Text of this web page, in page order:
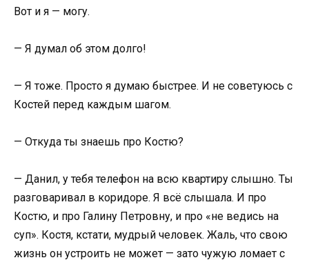
Вот и я — могу.
— Я думал об этом долго!
— Я тоже. Просто я думаю быстрее. И не советуюсь с
Костей перед каждым шагом.
— Откуда ты знаешь про Костю?
— Данил, у тебя телефон на всю квартиру слышно. Ты
разговаривал в коридоре. Я всё слышала. И про
Костю, и про Галину Петровну, и про «не ведись на
суп». Костя, кстати, мудрый человек. Жаль, что свою
жизнь он устроить не может — зато чужую ломает с